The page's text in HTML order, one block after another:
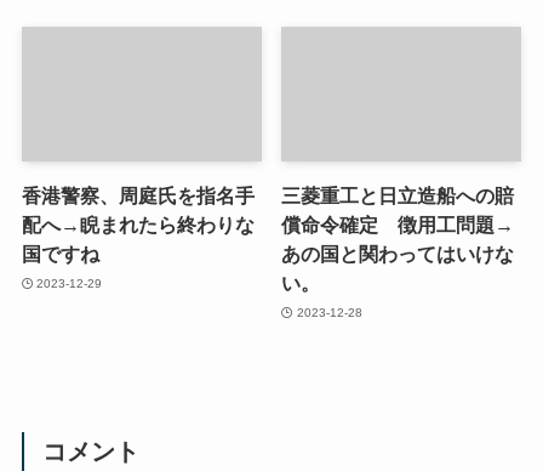
香港警察、周庭氏を指名手
配へ→睨まれたら終わりな
国ですね
2023-12-29
三菱重工と日立造船への賠
償命令確定 徴用工問題→
あの国と関わってはいけな
い。
2023-12-28
コメント